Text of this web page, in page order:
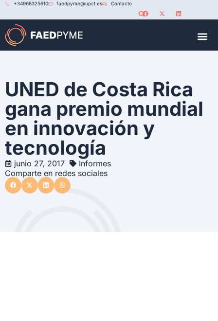
+34968325610 faedpyme@upct.es Contacto
UNED de Costa Rica
gana premio mundial
en innovación y
tecnología
junio 27, 2017
Informes
Comparte en redes sociales